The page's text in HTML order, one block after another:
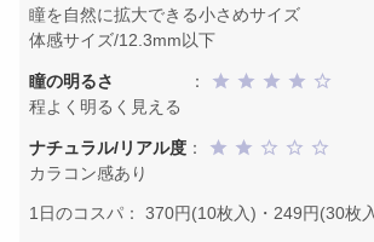
瞳を自然に拡大できる小さめサイズ
体感サイズ/12.3mm以下
瞳の明るさ
：
程よく明るく見える
ナチュラル/リアル度 ：
カラコン感あり
1日のコスパ： 370円(10枚入)・249円(30枚